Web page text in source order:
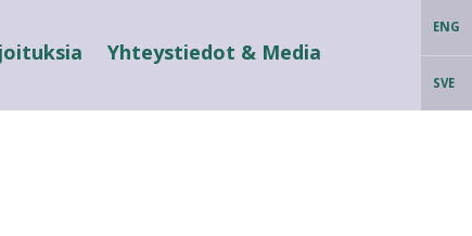
ENG
SVE
Yhteystiedot & Media